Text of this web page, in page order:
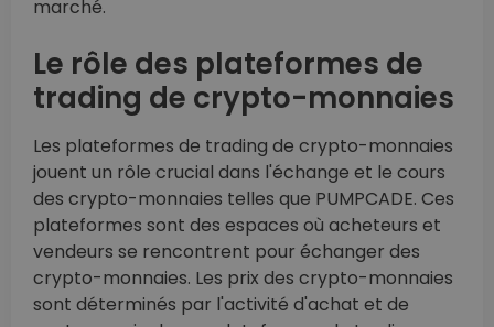
marché.
Le rôle des plateformes de
trading de crypto-monnaies
Les plateformes de trading de crypto-monnaies
jouent un rôle crucial dans l'échange et le cours
des crypto-monnaies telles que PUMPCADE. Ces
plateformes sont des espaces où acheteurs et
vendeurs se rencontrent pour échanger des
crypto-monnaies. Les prix des crypto-monnaies
sont déterminés par l'activité d'achat et de